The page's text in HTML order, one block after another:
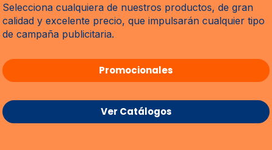
Selecciona cualquiera de nuestros productos, de gran
calidad y excelente precio, que impulsarán cualquier tipo
de campaña publicitaria.
Promocionales
Ver Catálogos